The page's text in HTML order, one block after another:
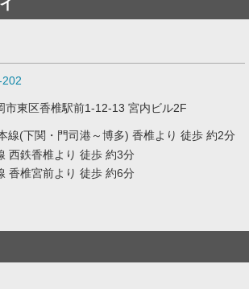
市東区香椎駅前1-12-13 宮内ビル2F
線(下関・門司港～博多) 香椎より 徒歩 約2分
西鉄香椎より 徒歩 約3分
香椎宮前より 徒歩 約6分